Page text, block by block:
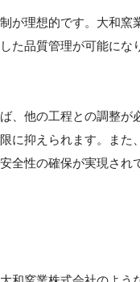
が理想的です。大和窯
た品質管理が可能にな
、他の工程との調整が
に抑えられます。また、
全性の確保が実現され